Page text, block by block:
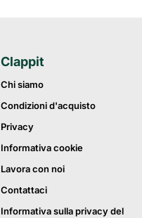
Clappit
Chi siamo
Condizioni d'acquisto
Privacy
Informativa cookie
Lavora con noi
Contattaci
Informativa sulla privacy del